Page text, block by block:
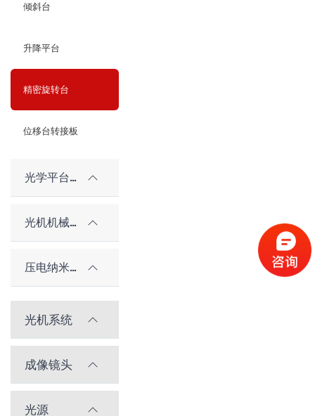
倾斜台
升降平台
精密旋转台
位移台转接板
光学平台和隔振系统
光机机械件及配件
压电纳米位移台
光机系统
成像镜头
光源